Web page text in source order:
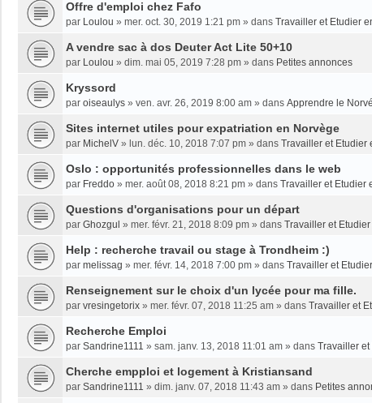
Offre d'emploi chez Fafo
par Loulou » mer. oct. 30, 2019 1:21 pm » dans Travailler et Etudier
A vendre sac à dos Deuter Act Lite 50+10
par Loulou » dim. mai 05, 2019 7:28 pm » dans Petites annonces
Kryssord
par oiseaulys » ven. avr. 26, 2019 8:00 am » dans Apprendre le
Sites internet utiles pour expatriation en Norvège
par MichelV » lun. déc. 10, 2018 7:07 pm » dans Travailler et Etudier
Oslo : opportunités professionnelles dans le web
par Freddo » mer. août 08, 2018 8:21 pm » dans Travailler et Etudier
Questions d'organisations pour un départ
par Ghozgul » mer. févr. 21, 2018 8:09 pm » dans Travailler et
Help : recherche travail ou stage à Trondheim :)
par melissag » mer. févr. 14, 2018 7:00 pm » dans Travailler et
Renseignement sur le choix d'un lycée pour ma fille.
par vresingetorix » mer. févr. 07, 2018 11:25 am » dans Travailler et
Recherche Emploi
par Sandrine1111 » sam. janv. 13, 2018 11:01 am » dans Travailler
Cherche empploi et logement à Kristiansand
par Sandrine1111 » dim. janv. 07, 2018 11:43 am » dans Petites